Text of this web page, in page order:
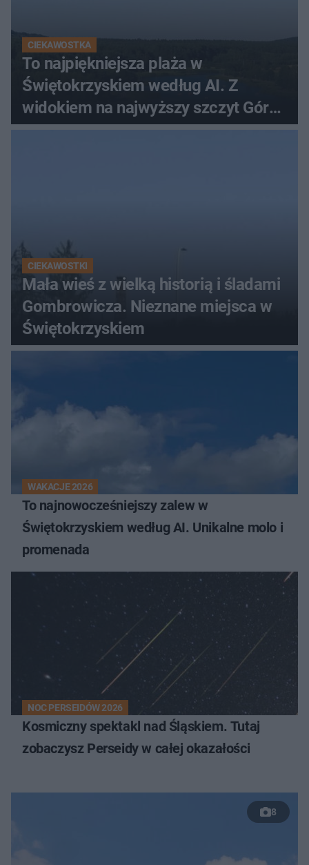
CIEKAWOSTKA
To najpiękniejsza plaża w
Świętokrzyskiem według AI. Z
widokiem na najwyższy szczyt Gór
Świętokrzyskich
CIEKAWOSTKI
Mała wieś z wielką historią i śladami
Gombrowicza. Nieznane miejsca w
Świętokrzyskiem
WAKACJE 2026
To najnowocześniejszy zalew w
Świętokrzyskiem według AI. Unikalne molo i
promenada
NOC PERSEIDÓW 2026
Kosmiczny spektakl nad Śląskiem. Tutaj
zobaczysz Perseidy w całej okazałości
8